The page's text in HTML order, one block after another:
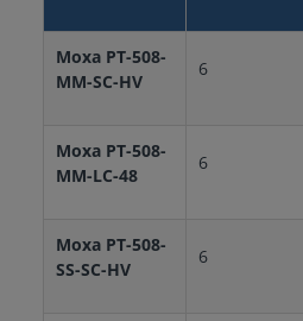
Moxa PT-508-
MM-SC-HV
6
Moxa PT-508-
MM-LC-48
6
Moxa PT-508-
SS-SC-HV
6